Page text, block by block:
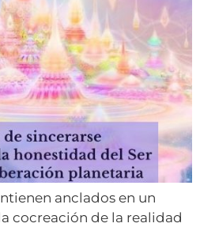
anclados en un
cocreación de la realidad